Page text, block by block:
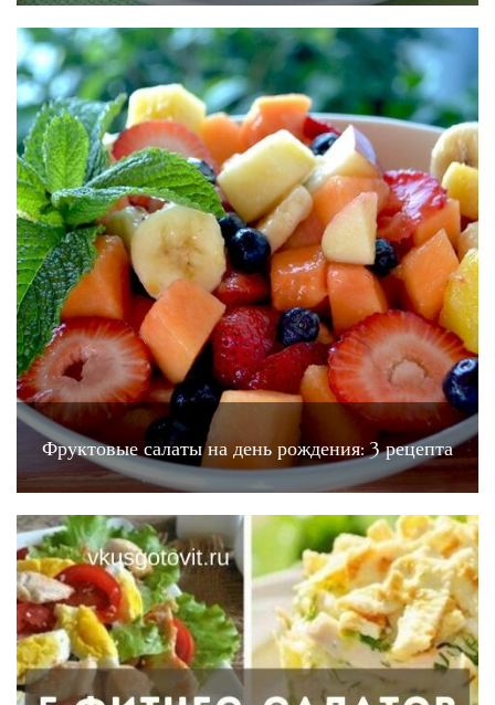
Фруктовые салаты на день рождения: 3 рецепта